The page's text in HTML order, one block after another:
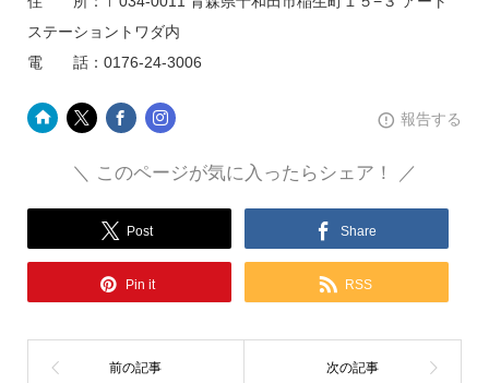
ステーショントワダ内
電 話：0176-24-3006
報告する
＼ このページが気に入ったらシェア！ ／
Post Share
Pin it RSS